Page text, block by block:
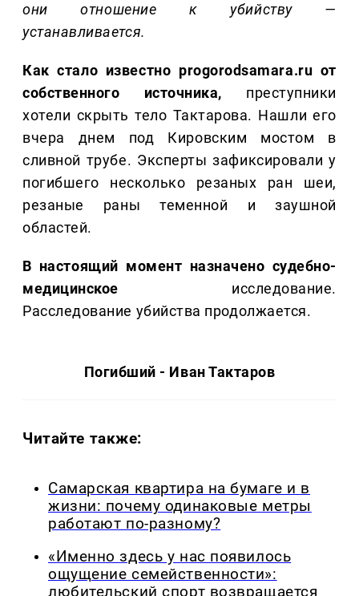
они отношение к убийству —
устанавливается.
Как стало известно progorodsamara.ru от
собственного источника, преступники
хотели скрыть тело Тактарова. Нашли его
вчера днем под Кировским мостом в
сливной трубе. Эксперты зафиксировали у
погибшего несколько резаных ран шеи,
резаные раны теменной и заушной
областей.
В настоящий момент назначено судебно-
медицинское исследование.
Расследование убийства продолжается.
Погибший - Иван Тактаров
Читайте также:
Самарская квартира на бумаге и в
жизни: почему одинаковые метры
работают по-разному?
«Именно здесь у нас появилось
ощущение семейственности»:
любительский спорт возвращается